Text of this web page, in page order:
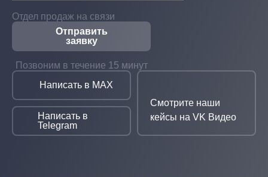
Отдел продаж на связи
Отправить
заявку
Позвоним в течение 15 минут
Написать в MAX
Написать в
Telegram
Смотрите наши
кейсы на VK Видео